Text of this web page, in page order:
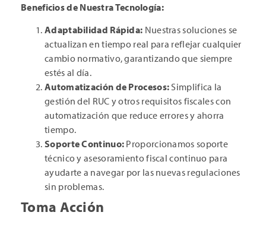
Beneficios de Nuestra Tecnología:
Adaptabilidad Rápida: Nuestras soluciones se
actualizan en tiempo real para reflejar cualquier
cambio normativo, garantizando que siempre
estés al día.
Automatización de Procesos:Simplifica la
gestión del RUC y otros requisitos fiscales con
automatización que reduce errores y ahorra
tiempo.
Soporte Continuo: Proporcionamos soporte
técnico y asesoramiento fiscal continuo para
ayudarte a navegar por las nuevas regulaciones
sin problemas.
Toma Acción